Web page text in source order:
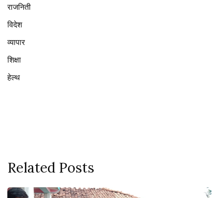
राजनिती
विदेश
व्यापार
शिक्षा
हेल्थ
Related Posts